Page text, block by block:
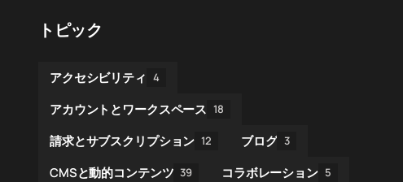
トピック
アクセシビリティ 4
アカウントとワークスペース 18
請求とサブスクリプション 12 ブログ 3
CMSと動的コンテンツ 39 コラボレーション 5